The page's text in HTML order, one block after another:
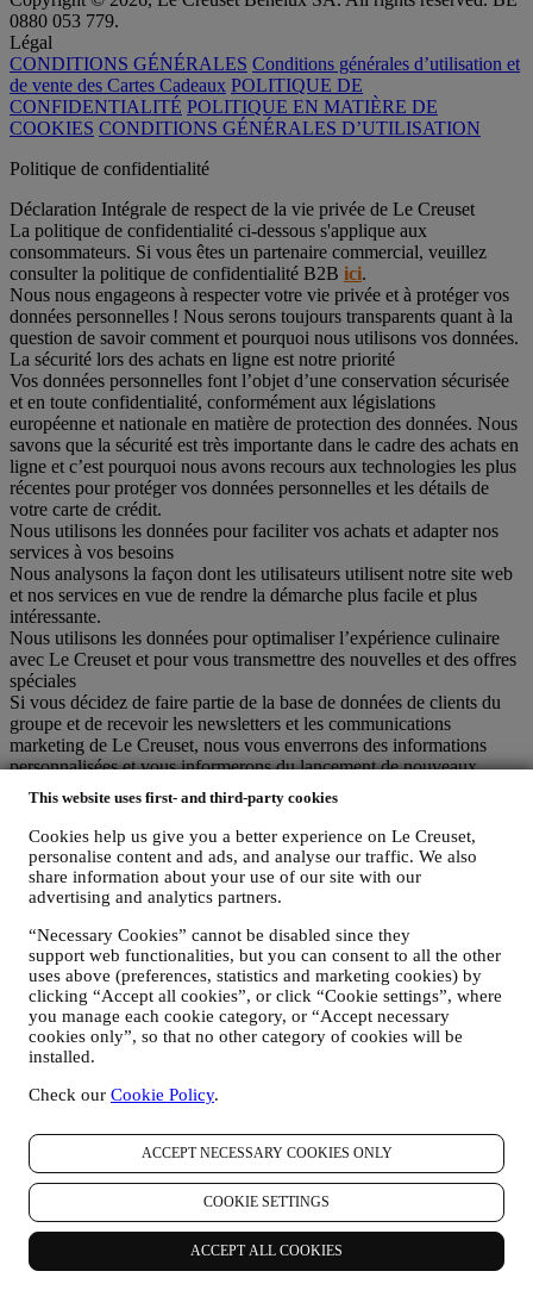
This website uses first- and third-party cookies
Cookies help us give you a better experience on Le Creuset,
personalise content and ads, and analyse our traffic. We also
share information about your use of our site with our
advertising and analytics partners.
“Necessary Cookies” cannot be disabled since they
support web functionalities, but you can consent to all the other
uses above (preferences, statistics and marketing cookies) by
clicking “Accept all cookies”, or click “Cookie settings”, where
you manage each cookie category, or “Accept necessary
cookies only”, so that no other category of cookies will be
installed.
Check our Cookie Policy.
ACCEPT NECESSARY COOKIES ONLY
COOKIE SETTINGS
ACCEPT ALL COOKIES
0880 053 779.
Légal
CONDITIONS GÉNÉRALES Conditions générales d’utilisation et
de vente des Cartes Cadeaux POLITIQUE DE
CONFIDENTIALITÉ POLITIQUE EN MATIÈRE DE
COOKIES CONDITIONS GÉNÉRALES D’UTILISATION
Politique de confidentialité
Déclaration Intégrale de respect de la vie privée de Le Creuset
La politique de confidentialité ci-dessous s'applique aux
consommateurs. Si vous êtes un partenaire commercial, veuillez
consulter la politique de confidentialité B2B ici.
Nous nous engageons à respecter votre vie privée et à protéger vos
données personnelles ! Nous serons toujours transparents quant à la
question de savoir comment et pourquoi nous utilisons vos données.
La sécurité lors des achats en ligne est notre priorité
Vos données personnelles font l’objet d’une conservation sécurisée
et en toute confidentialité, conformément aux législations
européenne et nationale en matière de protection des données. Nous
savons que la sécurité est très importante dans le cadre des achats en
ligne et c’est pourquoi nous avons recours aux technologies les plus
récentes pour protéger vos données personnelles et les détails de
votre carte de crédit.
Nous utilisons les données pour faciliter vos achats et adapter nos
services à vos besoins
Nous analysons la façon dont les utilisateurs utilisent notre site web
et nos services en vue de rendre la démarche plus facile et plus
intéressante.
Nous utilisons les données pour optimaliser l’expérience culinaire
avec Le Creuset et pour vous transmettre des nouvelles et des offres
spéciales
Si vous décidez de faire partie de la base de données de clients du
groupe et de recevoir les newsletters et les communications
marketing de Le Creuset, nous vous enverrons des informations
personnalisées et vous informerons du lancement de nouveaux
produits, des offres exclusives, des démonstrations culinaires ou
évènements à venir, et des promotions qui vous sont réservées.
Désabonnement :
Vous pouvez cesser de recevoir nos communications marketing à
tout moment, gratuitement, en utilisant les méthodes indiquées dans
chaque communication (par exemple, pour vous désinscrire de la
au bas de chaque e-mail). En tout état de cause, si vous souhaitez
mettre fin à l'une de nos activités marketing, veuillez nous envoyer
un courrier électronique à l'adresse: privacy@lecreuset.com. Votre
désinscription sera traitée dans les meilleurs délais, mais dans
certaines circonstances, il se peut que vous receviez quelques
communications supplémentaires jusqu'à ce que votre désinscription
soit complètement traitée.
C’est vous qui contrôlez vos données
N'oubliez pas que vous avez le contrôle de vos données et que vous
pouvez gérer vos préférences à tout moment. Nous vous
garantissons de ne jamais transmettre vos données à des
organisations tierces à des fins marketing sans votre autorisation.
Pour toute information ou pour exercer vos droits en matière de
protection de la vie privée, vous pouvez nous envoyer un e-mail à
l'adresse:privacy@lecreuset.compour nous faire part de votre
problème et nous vous répondrons dans les meilleurs délais.